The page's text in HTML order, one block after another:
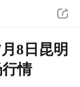
8日昆明
情